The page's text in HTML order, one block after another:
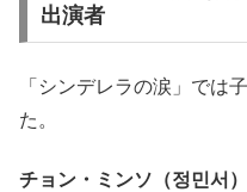
出演者
「シンデレラの涙」では
た。
チョン・ミンソ（정민서